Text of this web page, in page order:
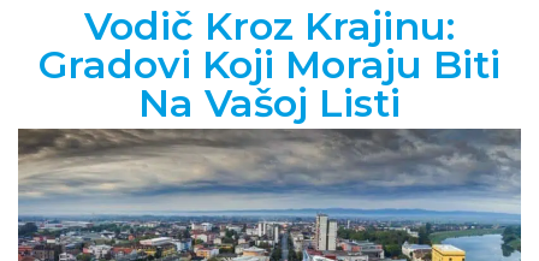
Vodič Kroz Krajinu:
Gradovi Koji Moraju Biti
Na Vašoj Listi